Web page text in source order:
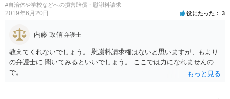
産分割の際に精算するのがよいと思います。 遺産分割協議が進ま
ないのであれば、弁護士に相談して、遺産分割調停や審判を した
#自治体や学校などへの損害賠償・慰謝料請求
2019年6月20日 役にたった 3
内藤 政信 弁護士
教えてくれないでしょう。 慰謝料請求権はないと思いますが、もより
の弁護士に 聞いてみるといいでしょう。 ここでは力になれませんの
で。